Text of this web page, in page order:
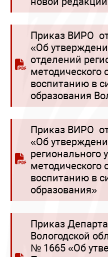
Приказ ВИРО
«Об
отделений
методического
воспитанию в
образования
Приказ ВИРО
«Об
регионального
методического
воспитанию в
образования»
Приказ
Вологодской
№ 1665 «Об